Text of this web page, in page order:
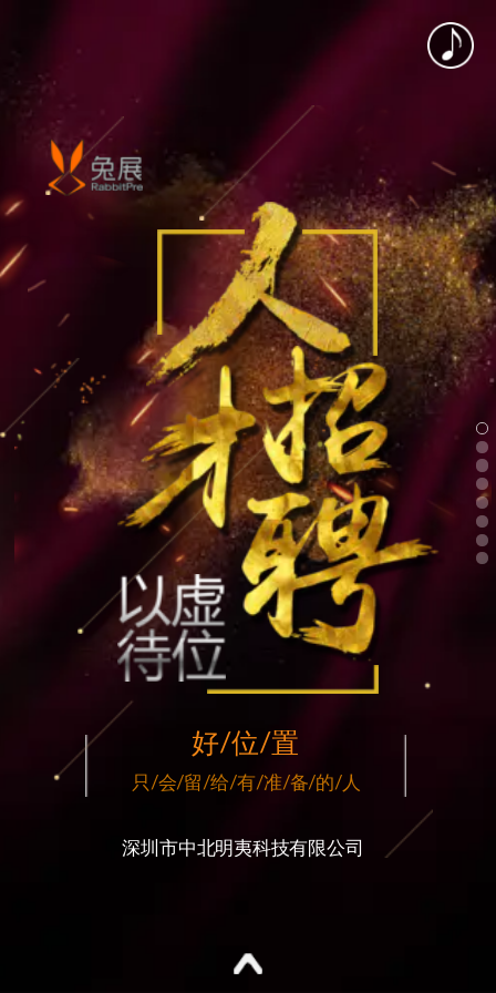
好/位/置
只/会/留/给/有/准/备/的/人
深圳市中北明夷科技有限公司